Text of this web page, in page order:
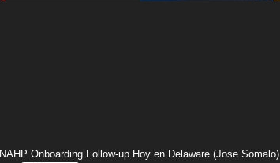
NAHP Onboarding Follow-up Hoy en Delaware (Jose Somalo)